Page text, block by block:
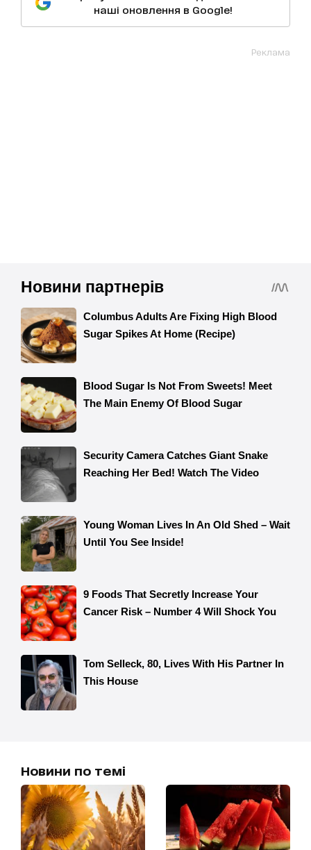
наші оновлення в Google!
Реклама
Новини по темі